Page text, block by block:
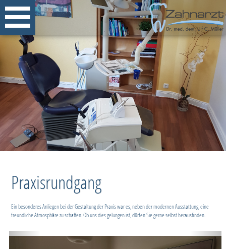
Praxisrundgang
Ein besonderes Anliegen bei der Gestaltung der Praxis war es, neben der modernen Ausstattung, eine
freundliche Atmosphäre zu schaffen. Ob uns dies gelungen ist, dürfen Sie gerne selbst herausfinden.